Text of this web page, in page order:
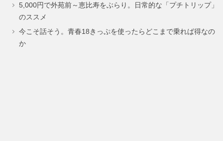
ー
ジ
ー
ジ
ー
ジ
ー
ジ
5,000円で外苑前～恵比寿をぶらり。日常的な「プチトリップ」
のススメ
今こそ話そう。青春18きっぷを使ったらどこまで乗れば得なの
か